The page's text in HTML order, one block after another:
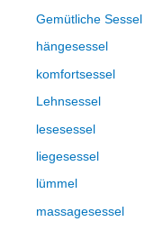
Gemütliche Sessel
hängesessel
komfortsessel
Lehnsessel
lesesessel
liegesessel
lümmel
massagesessel